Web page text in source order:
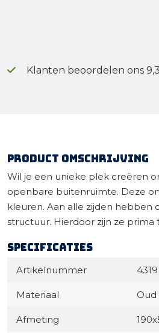
Klanten beoordelen ons
Product omschrijving
Wil je een unieke plek creëren
openbare buitenruimte. Deze
kleuren. Aan alle zijden hebben
structuur. Hierdoor zijn ze
Specificaties
Artikelnummer 4319
Materiaal
Afmeting